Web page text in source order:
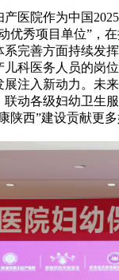
医院作为中国
优秀项目单位”，
完善方面持续发
科医务人员的岗
展注入新动力。未
动各级妇幼卫生
陕西”建设贡献更多